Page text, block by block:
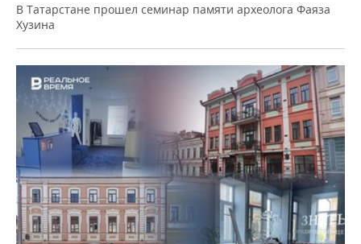
В Татарстане прошел семинар памяти археолога Фаяза
Хузина